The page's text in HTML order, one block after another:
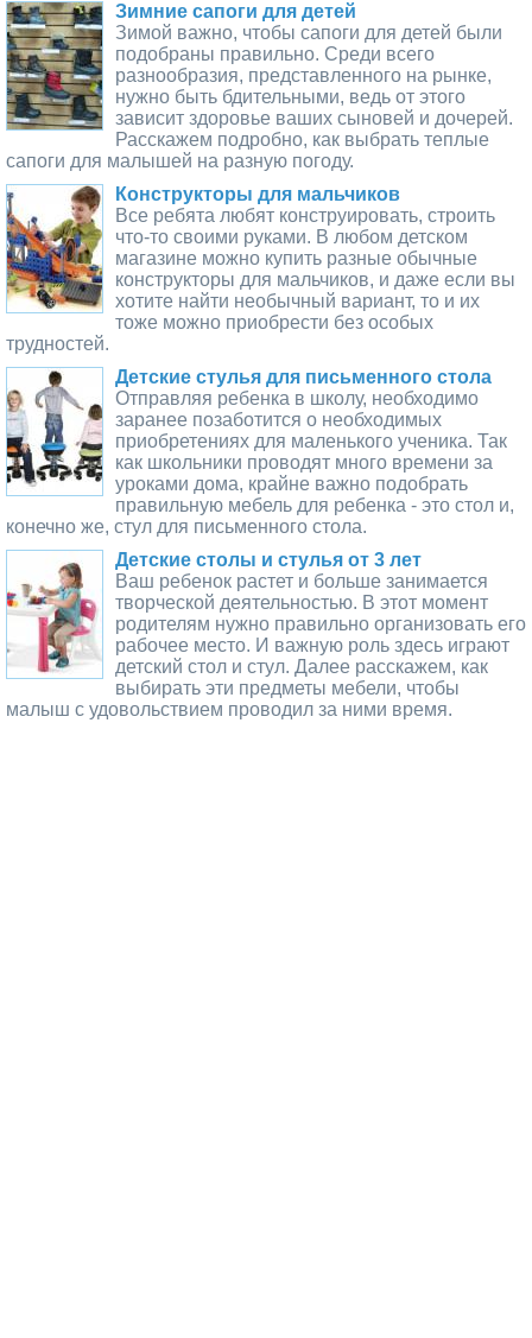
Зимние сапоги для детей
Зимой важно, чтобы сапоги для детей были
подобраны правильно. Среди всего
разнообразия, представленного на рынке,
нужно быть бдительными, ведь от этого
зависит здоровье ваших сыновей и дочерей.
Расскажем подробно, как выбрать теплые
сапоги для малышей на разную погоду.
Конструкторы для мальчиков
Все ребята любят конструировать, строить
что-то своими руками. В любом детском
магазине можно купить разные обычные
конструкторы для мальчиков, и даже если вы
хотите найти необычный вариант, то и их
тоже можно приобрести без особых
трудностей.
Детские стулья для письменного стола
Отправляя ребенка в школу, необходимо
заранее позаботится о необходимых
приобретениях для маленького ученика. Так
как школьники проводят много времени за
уроками дома, крайне важно подобрать
правильную мебель для ребенка - это стол и,
конечно же, стул для письменного стола.
Детские столы и стулья от 3 лет
Ваш ребенок растет и больше занимается
творческой деятельностью. В этот момент
родителям нужно правильно организовать его
рабочее место. И важную роль здесь играют
детский стол и стул. Далее расскажем, как
выбирать эти предметы мебели, чтобы
малыш с удовольствием проводил за ними время.